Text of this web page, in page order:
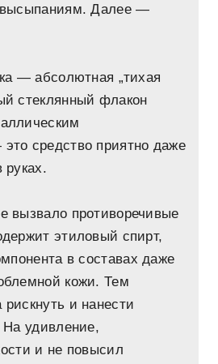
высыпаниям. Далее —
— абсолютная „тихая
стеклянный флакон
средство приятно даже
руках.
вызвало противоречивые
этиловый спирт,
в составах даже
кожи. Тем
и нанести
На удивление,
и не повысил